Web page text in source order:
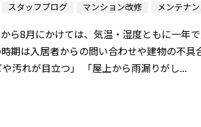
スタッフブログ マンション改修 メンテナ
ら8月にかけては、気温・湿度ともに一年
期は入居者からの問い合わせや建物の不
や汚れが目立つ」 「屋上から雨漏りがし...